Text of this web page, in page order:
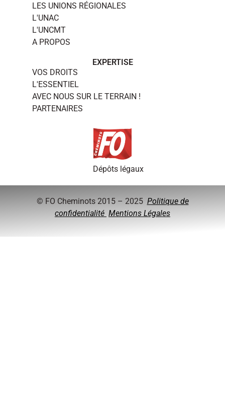
LES UNIONS RÉGIONALES
L'UNAC
L'UNCMT
A PROPOS
EXPERTISE
VOS DROITS
L'ESSENTIEL
AVEC NOUS SUR LE TERRAIN !
PARTENAIRES
Dépôts légaux
© FO Cheminots 2015 – 2025 Politique de
confidentialité Mentions Légales